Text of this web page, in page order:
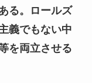
る。ロールズ
義でもない中
を両立させる